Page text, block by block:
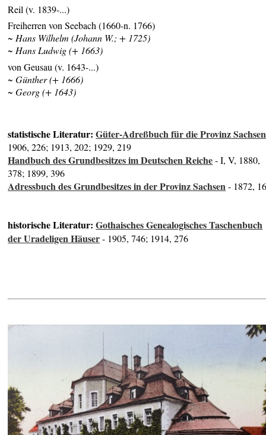
Reil (v. 1839-...)
Freiherren von Seebach (1660-n. 1766)
~ Hans Wilhelm (Johann W.; + 1725)
~ Hans Ludwig (+ 1663)
von Geusau (v. 1643-...)
~ Günther (+ 1666)
~ Georg (+ 1643)
statistische Literatur:Güter-Adreßbuch für die Provinz Sachsen
1906, 226; 1913, 202; 1929, 219
Handbuch des Grundbesitzes im Deutschen Reiche- I, V, 1880,
378; 1899, 396
Adressbuch des Grundbesitzes in der Provinz Sachsen- 1872,
historische Literatur:Gothaisches Genealogisches Taschenbuch
der Uradeligen Häuser- 1905, 746; 1914, 276